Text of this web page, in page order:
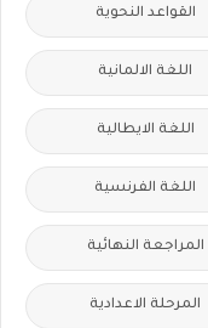
القواعد النحوية
اللغة الالمانية
اللغة الايطالية
اللغة الفرنسية
المراجعة النهائية
المرحلة الاعدادية